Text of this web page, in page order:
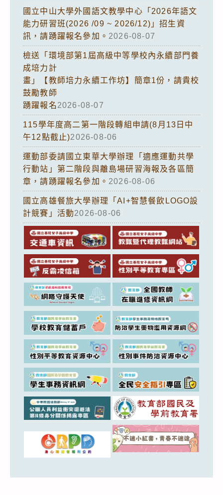
國立中山大學外國語文教學中心「2026年語文
能力研習班(2026 /09 ~ 2026/12)」招生資
訊，請踴躍報名參加。 2026-08-07
檢送「環境部第1屆高級中等學校內永續部門養
成培力計
畫」【教師培力永續工作坊】簡章1份，請貴校
鼓勵教師
踴躍報名2026-08-07
115學年度高二第一階段轉組申請(8月13日中
午12點截止)2026-08-06
運動部委請國立東華大學辦理「適應運動共學
行動站」第二階段與離島場研習海報及各區簡
章，請踴躍報名參加。 2026-08-06
國立高雄餐旅大學辦理「AI+智慧餐飲LOGO設
計競賽」活動2026-08-06